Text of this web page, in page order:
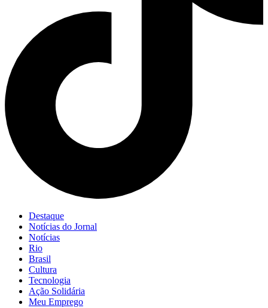
Destaque
Notícias do Jornal
Notícias
Rio
Brasil
Cultura
Tecnologia
Ação Solidária
Meu Emprego